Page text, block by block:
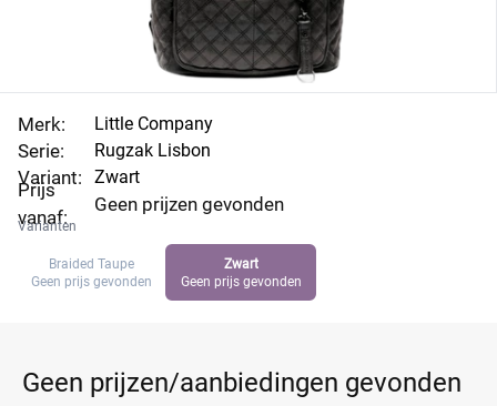
Merk:
Serie:
Variant:
Prijs
vanaf:
Little Company
Rugzak Lisbon
Zwart
Geen prijzen gevonden
Varianten
Braided Taupe
Geen prijs gevonden
Zwart
Geen prijs gevonden
Geen prijzen/aanbiedingen gevonden